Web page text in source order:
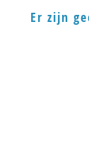
Er zijn